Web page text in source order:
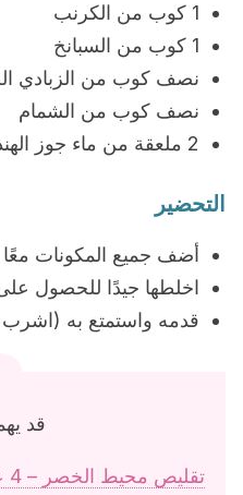
1 كوب من الكرنب
1 كوب من السبانخ
نصف كوب من الزبادي
نصف كوب من الشمام
2 ملعقة من ماء جوز الهند
التحضير
أضف جميع المكونات معًا
اخلطها جيدًا للحصول
قدمه واستمتع به
قد